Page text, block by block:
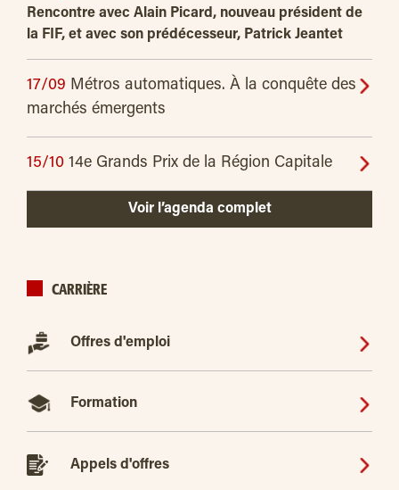
Rencontre avec Alain Picard, nouveau président de
la FIF, et avec son prédécesseur, Patrick Jeantet
17/09 Métros automatiques. À la conquête des
marchés émergents
15/10 14e Grands Prix de la Région Capitale
Voir l’agenda complet
CARRIÈRE
Offres d'emploi
Formation
Appels d'offres